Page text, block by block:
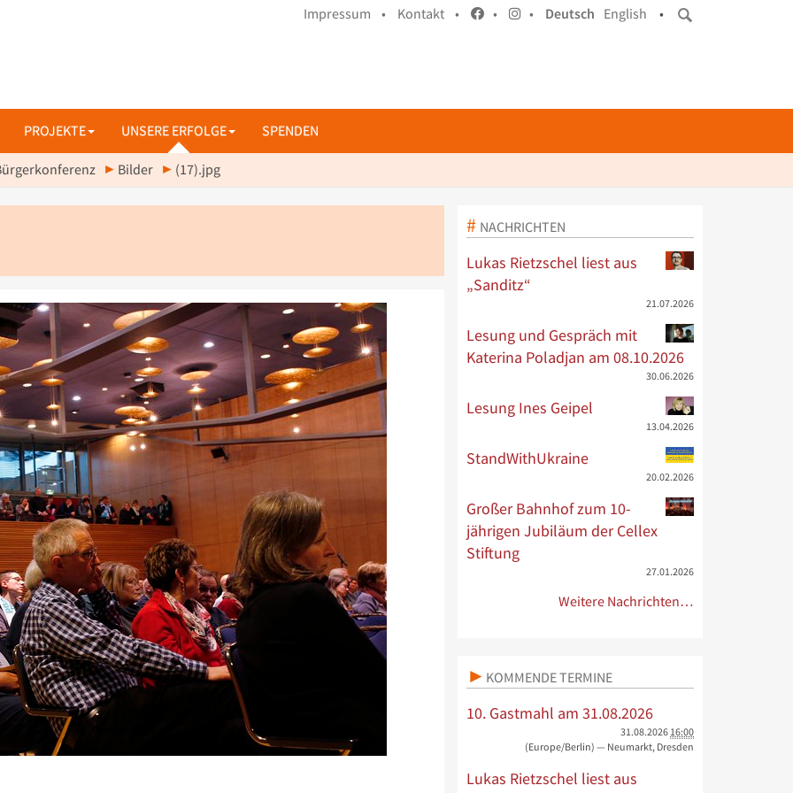
Impressum • Kontakt • • • Deutsch English •
PROJEKTE UNSERE ERFOLGE SPENDEN
Bilder (17).jpg
NACHRICHTEN
Lukas Rietzschel liest aus
„Sanditz“
21.07.2026
Lesung und Gespräch mit
Katerina Poladjan am 08.10.2026
30.06.2026
Lesung Ines Geipel
13.04.2026
StandWithUkraine
20.02.2026
Großer Bahnhof zum 10-
jährigen Jubiläum der Cellex
Stiftung
27.01.2026
Weitere Nachrichten…
KOMMENDE TERMINE
10. Gastmahl am 31.08.2026
31.08.2026 16:00
(Europe/Berlin) — Neumarkt, Dresden
Lukas Rietzschel liest aus